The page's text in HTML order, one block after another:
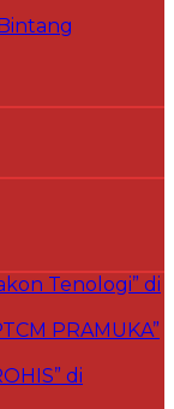
Tenologi” di
PRAMUKA”
di